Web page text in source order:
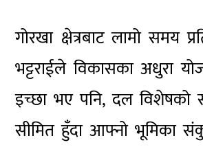
गोरखा क्षेत्रबाट लामो समय
भट्टराईले विकासका अधुरा
इच्छा भए पनि, दल विशेषको
सीमित हुँदा आफ्नो भूमिका